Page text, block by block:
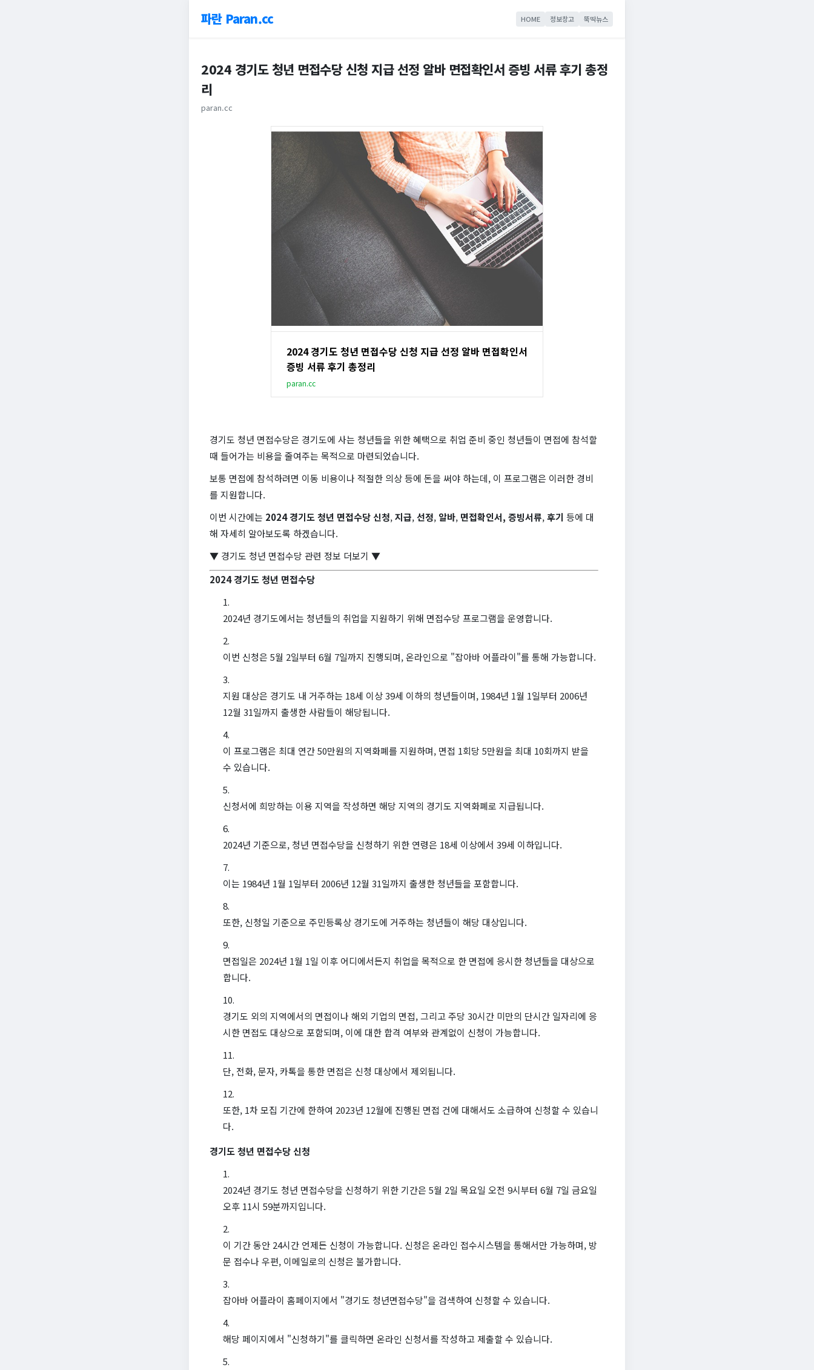
파란 Paran.cc HOME 정보창고 뚝딱뉴스
2024 경기도 청년 면접수당 신청 지급 선정 알바 면접확인서 증빙 서류 후기 총정
리
paran.cc
2024 경기도 청년 면접수당 신청 지급 선정 알바 면접확인서
증빙 서류 후기 총정리
paran.cc
경기도 청년 면접수당은 경기도에 사는 청년들을 위한 혜택으로 취업 준비 중인 청년들이 면접에 참석할
때 들어가는 비용을 줄여주는 목적으로 마련되었습니다.
보통 면접에 참석하려면 이동 비용이나 적절한 의상 등에 돈을 써야 하는데, 이 프로그램은 이러한 경비
를 지원합니다.
이번 시간에는 2024 경기도 청년 면접수당 신청,지급,선정, 알바, 면접확인서, 증빙서류,후기 등에 대
해 자세히 알아보도록 하겠습니다.
▼ 경기도 청년 면접수당 관련 정보 더보기 ▼
2024 경기도 청년 면접수당
2024년 경기도에서는 청년들의 취업을 지원하기 위해 면접수당 프로그램을 운영합니다.
이번 신청은 5월 2일부터 6월 7일까지 진행되며, 온라인으로 "잡아바 어플라이"를 통해 가능합니다.
지원 대상은 경기도 내 거주하는 18세 이상 39세 이하의 청년들이며, 1984년 1월 1일부터 2006년
12월 31일까지 출생한 사람들이 해당됩니다.
이 프로그램은 최대 연간 50만원의 지역화폐를 지원하며, 면접 1회당 5만원을 최대 10회까지 받을
수 있습니다.
신청서에 희망하는 이용 지역을 작성하면 해당 지역의 경기도 지역화폐로 지급됩니다.
2024년 기준으로, 청년 면접수당을 신청하기 위한 연령은 18세 이상에서 39세 이하입니다.
이는 1984년 1월 1일부터 2006년 12월 31일까지 출생한 청년들을 포함합니다.
또한, 신청일 기준으로 주민등록상 경기도에 거주하는 청년들이 해당 대상입니다.
면접일은 2024년 1월 1일 이후 어디에서든지 취업을 목적으로 한 면접에 응시한 청년들을 대상으로
합니다.
경기도 외의 지역에서의 면접이나 해외 기업의 면접, 그리고 주당 30시간 미만의 단시간 일자리에 응
시한 면접도 대상으로 포함되며, 이에 대한 합격 여부와 관계없이 신청이 가능합니다.
단, 전화, 문자, 카톡을 통한 면접은 신청 대상에서 제외됩니다.
또한, 1차 모집 기간에 한하여 2023년 12월에 진행된 면접 건에 대해서도 소급하여 신청할 수 있습니
다.
경기도 청년 면접수당 신청
2024년 경기도 청년 면접수당을 신청하기 위한 기간은 5월 2일 목요일 오전 9시부터 6월 7일 금요일
오후 11시 59분까지입니다.
이 기간 동안 24시간 언제든 신청이 가능합니다. 신청은 온라인 접수시스템을 통해서만 가능하며, 방
문 접수나 우편, 이메일로의 신청은 불가합니다.
잡아바 어플라이 홈페이지에서 "경기도 청년면접수당"을 검색하여 신청할 수 있습니다.
해당 페이지에서 "신청하기"를 클릭하면 온라인 신청서를 작성하고 제출할 수 있습니다.